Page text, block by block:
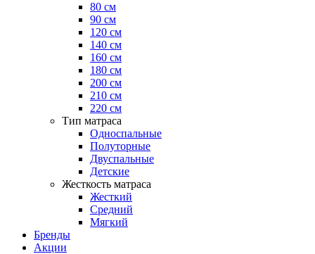
80 см
90 см
120 см
140 см
160 см
180 см
200 см
210 см
220 см
Тип матраса
Односпальные
Полуторные
Двуспальные
Детские
Жесткость матраса
Жесткий
Средний
Мягкий
Бренды
Акции